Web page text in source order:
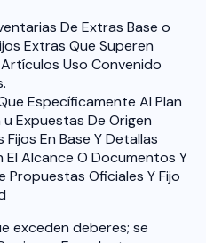
De Extras Base o
Extras Que Superen
Uso Convenido
Específicamente Al Plan
Expuestas De Origen
En Base Y Detallas
El Alcance O Documentos Y
Oficiales Y Fijo
exceden deberes; se